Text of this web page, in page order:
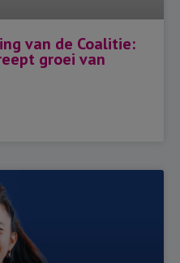
van de Coalitie:
groei van